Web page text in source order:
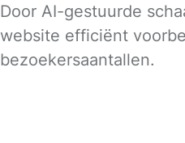
Door AI-gestuurde
website efficiënt
bezoekersaantallen.